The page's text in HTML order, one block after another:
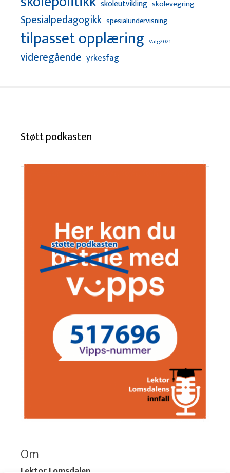
skoleutvikling skolevegring
Spesialpedagogikk spesialundervisning
tilpasset opplæring Valg2021
videregående yrkesfag
Støtt podkasten
Om